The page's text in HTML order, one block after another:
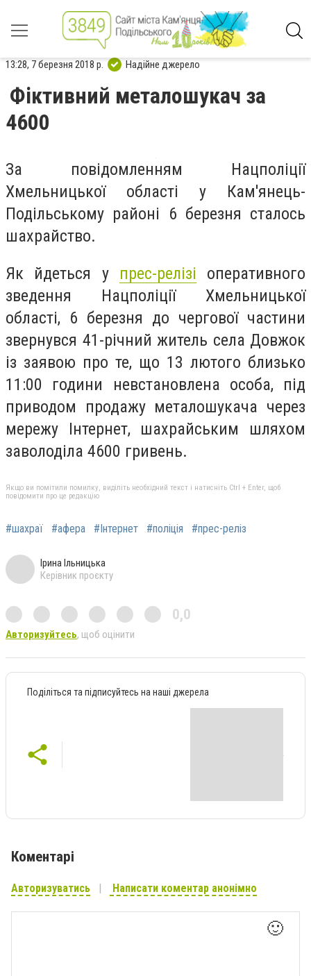
13:28, 7 березня 2018 р. Надійне джерело
Фіктивний металошукач за
4600
За повідомленням Нацполіції
Хмельницької області у Кам'янець-
Подільському районі 6 березня сталось
шахрайство.
Як йдеться у прес-релізі оперативного
зведення Нацполіції Хмельницької
області, 6 березня до чергової частини
звернувся 41-річний житель села Довжок
із заявою про те, що 13 лютого близько
11:00 години невстановлена особа, під
приводом продажу металошукача через
мережу Інтернет, шахрайським шляхом
заволоділа 4600 гривень.
Якщо ви помітили помилку, виділіть необхідний текст і натисніть Ctrl + Enter, щоб
повідомити про це редакцію
#шахраї #афера #Інтернет #поліція #прес-реліз
Ірина Ільницька
Керівник проєкту
0,0
Авторизуйтесь, щоб оцінити
Поділіться та підписуйтесь на наші джерела
Коментарі
Авторизуватись Написати коментар анонімно
🙂